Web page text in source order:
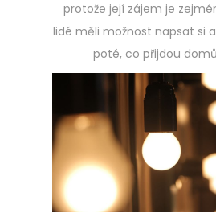
protože její zájem je
lidé měli možnost napsat si
poté, co přijdou